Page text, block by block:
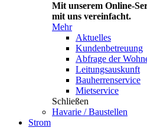
Mit unserem Online-
mit uns vereinfacht.
Mehr
Aktuelles
Kundenbetreuung
Abfrage der
Leitungsauskunft
Bauherrenservice
Mietservice
Schließen
Havarie / Baustellen
Strom